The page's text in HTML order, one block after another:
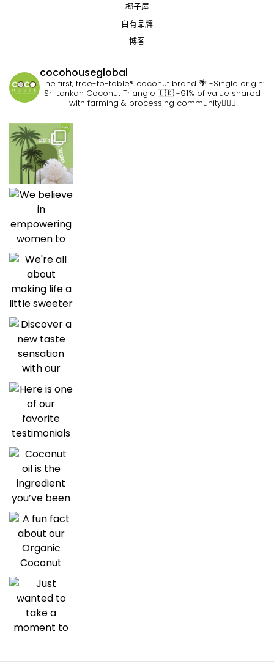
椰子屋
自有品牌
博客
cocohouseglobal
The first, tree-to-table® coconut brand 🌴 -Single origin:
Sri Lankan Coconut Triangle 🇱🇰 -91% of value shared
with farming & processing community👷🏽‍♀️